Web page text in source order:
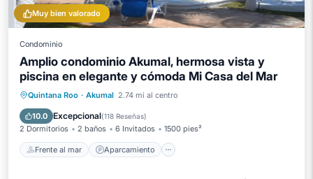
Muy bien valorado
Condominio
Amplio condominio Akumal, hermosa vista y
piscina en elegante y cómoda Mi Casa del Mar
Quintana Roo · Akumal 2.74 mi al centro
10.0 Excepcional(118 Reseñas)
2 Dormitorios 2 baños 6 Invitados 1500 pies²
Frente al mar Aparcamiento
Frente al mar Aparcamiento
Vista al mar